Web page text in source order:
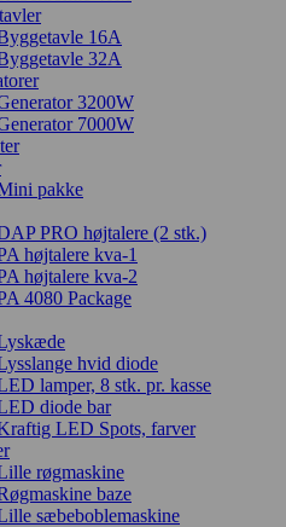
16A
32A
3200W
7000W
pakke
PRO højtalere (2 stk.)
højtalere kva-1
højtalere kva-2
4080 Package
hvid diode
lamper, 8 stk. pr. kasse
diode bar
LED Spots, farver
røgmaskine
baze
sæbeboblemaskine